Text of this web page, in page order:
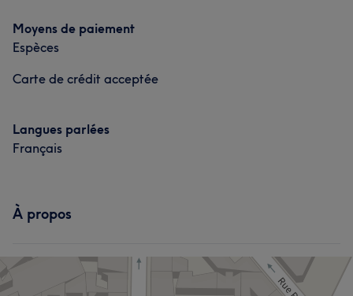
Moyens de paiement
Espèces
Carte de crédit acceptée
Langues parlées
Français
À propos